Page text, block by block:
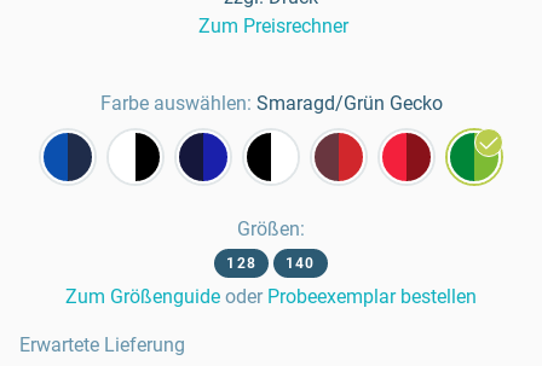
Zum Preisrechner
Farbe auswählen: Smaragd/Grün Gecko
Größen:
128 140
Zum Größenguide oder Probeexemplar bestellen
Erwartete Lieferung